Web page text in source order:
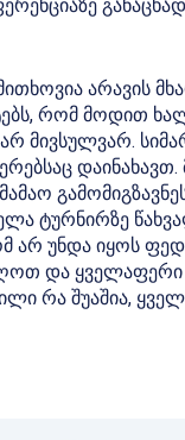
არავის
რომ მოდით
მივსულვარ.
ტურნირზე
არ უნდა იყოს
და ყველაფერი
რა შუაშია,